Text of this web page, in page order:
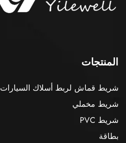
المنتجات
شريط قماش لربط أسلاك السيارات
شريط مخملي
شريط PVC
بطاقة